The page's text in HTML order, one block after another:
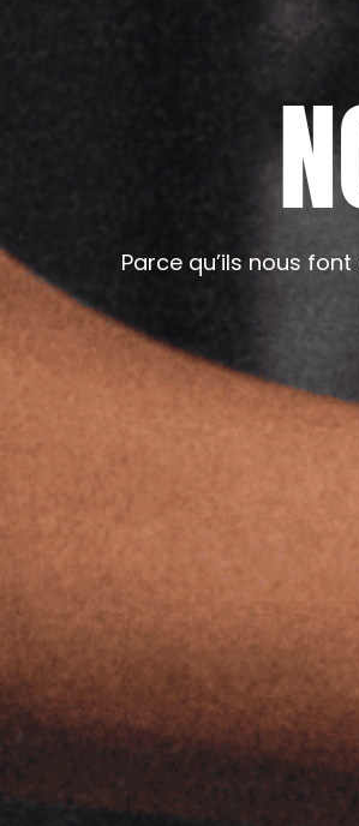
Parce qu’ils nous